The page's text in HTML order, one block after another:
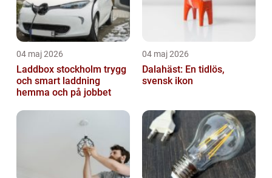
04 maj 2026
Laddbox stockholm trygg
och smart laddning
hemma och på jobbet
04 maj 2026
Dalahäst: En tidlös,
svensk ikon